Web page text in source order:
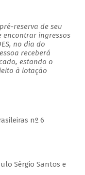
reserva de seu
encontrar ingressos
no dia do
receberá
estando o
à lotação
nº 6
Sérgio Santos e